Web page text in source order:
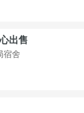
出售
宿舍